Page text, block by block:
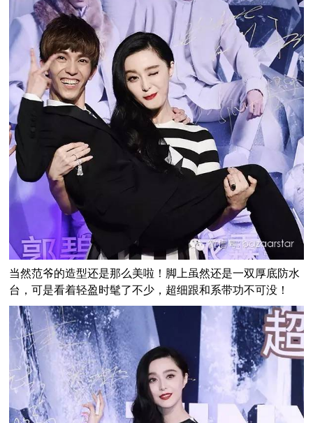
当然范爷的造型还是那么美啦！脚上虽然还是一双厚底防水
台，可是看着轻盈时髦了不少，超细跟和系带功不可没！